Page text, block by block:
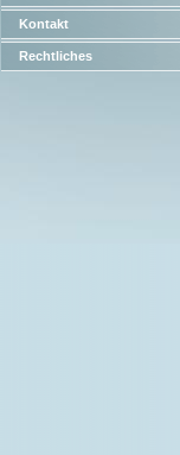
Kontakt
Rechtliches